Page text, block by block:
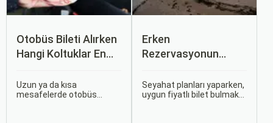
Otobüs Bileti Alırken
Hangi Koltuklar En
Rehberi
Uzun ya da kısa
mesafelerde otobüs
Erken
Rezervasyonun
Otobüs Bileti Satın
Alma İpuçları
Seyahat planları yaparken,
uygun fiyatlı bilet bulmak